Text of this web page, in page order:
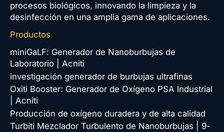
RF400ARW
RF400ARW
RF400RP
procesos biológicos, innovando la limpieza y la
desinfección en una amplia gama de aplicaciones.
Productos
miniGaLF: Generador de Nanoburbujas de
Laboratorio | Acniti
investigación generador de burbujas ultrafinas
Oxiti Booster: Generador de Oxígeno PSA Industrial
| Acniti
Producción de oxígeno duradera y de alta calidad
Turbiti Mezclador Turbulento de Nanoburbujas | 9-